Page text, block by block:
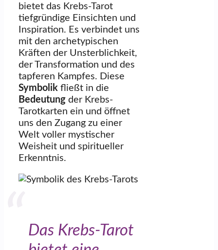
bietet das Krebs-Tarot
tiefgründige Einsichten und
Inspiration. Es verbindet uns
mit den archetypischen
Kräften der Unsterblichkeit,
der Transformation und des
tapferen Kampfes. Diese
Symbolik fließt in die
Bedeutung der Krebs-
Tarotkarten ein und öffnet
uns den Zugang zu einer
Welt voller mystischer
Weisheit und spiritueller
Erkenntnis.
Das Krebs-Tarot